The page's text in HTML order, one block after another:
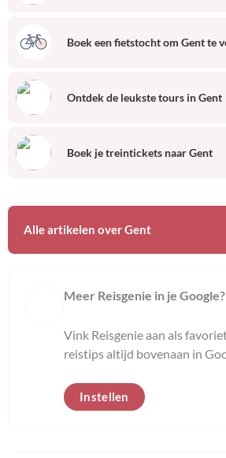
Boek een fietstocht om Gentte
Ontdek de leukste tours inGent
Boek je treintickets naarGent
Alle artikelen overGent
Meer Reisgenie in je Google?
Vink Reisgenie aan als
reistips altijd bovenaan in
Instellen